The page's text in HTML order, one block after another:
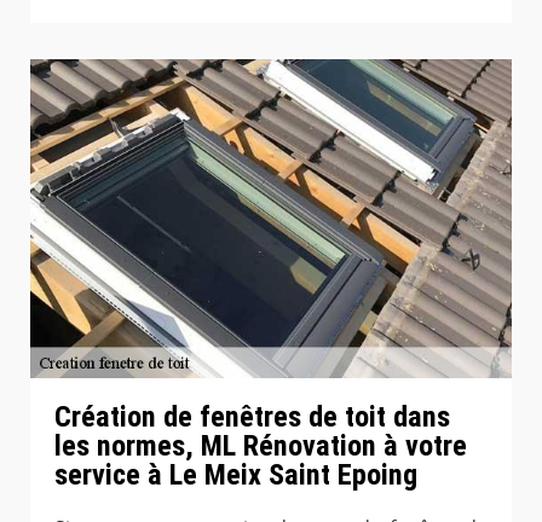
Création de fenêtres de toit dans
les normes, ML Rénovation à votre
service à Le Meix Saint Epoing